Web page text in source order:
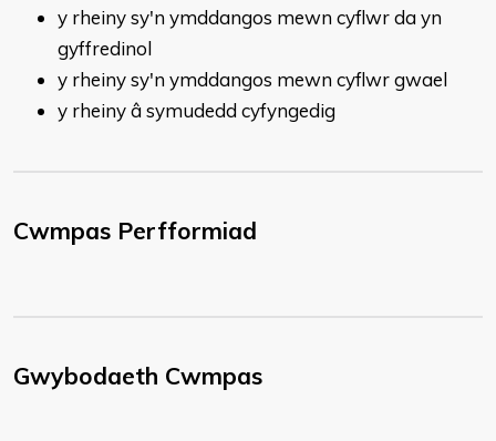
y rheiny sy'n ymddangos mewn cyflwr da yn
gyffredinol
y rheiny sy'n ymddangos mewn cyflwr gwael
y rheiny â symudedd cyfyngedig
Cwmpas Perfformiad
Gwybodaeth Cwmpas